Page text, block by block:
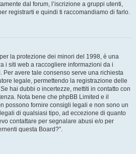
dal forum, l’iscrizione a gruppi utenti,
registrarti e quindi ti raccomandiamo di farlo.
la protezione dei minori del 1998, è una
i siti web a raccogliere informazioni da i
Per avere tale consenso serve una richiesta
legale, permettendo la registrazione delle
hai dubbi o incertezze, mettiti in contatto con
Nota bene che phpBB Limited e il
possono fornire consigli legali e non sono un
di qualsiasi tipo, ad eccezione di quanto
contattare per segnalare abusi e/o per
questa Board?”.